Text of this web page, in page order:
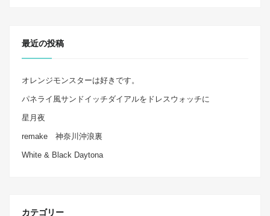
最近の投稿
オレンジモンスターは好きです。
パネライ風サンドイッチダイアルをドレスウォッチに
星月夜
remake 神奈川沖浪裏
White & Black Daytona
カテゴリー